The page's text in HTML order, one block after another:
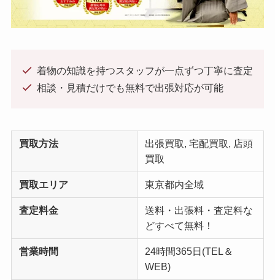
着物の知識を持つスタッフが一点ずつ丁寧に査定
相談・見積だけでも無料で出張対応が可能
買取方法
出張買取, 宅配買取, 店頭
買取
買取エリア 東京都内全域
査定料金
送料・出張料・査定料な
どすべて無料！
営業時間
24時間365日(TEL＆
WEB)